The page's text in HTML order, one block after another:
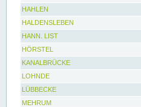
HAHLEN
HALDENSLEBEN
HANN. LIST
HÖRSTEL
KANALBRÜCKE
LOHNDE
LÜBBECKE
MEHRUM